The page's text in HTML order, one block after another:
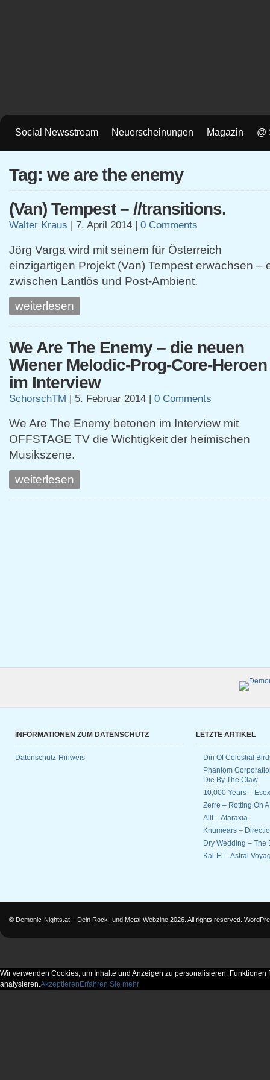
Social Newsstream Neuerscheinungen Magazin @
Tag: we are the enemy
(Van) Tempest – //transitions.
Walter Kraus | 7. April 2014 | 0 Comments
Jörg Varga wird mit seinem für Österreich
einzigartigen Projekt (Van) Tempest erwachsen –
zwischen Lantlôs und Post-Ambient.
weiterlesen
We Are The Enemy – die neuen
Wiener Melodic-Prog-Core-Heroen
im Interview
SchorschTM | 5. Februar 2014 | 0 Comments
We Are The Enemy betonen im Interview mit
OFFSTAGE TV die Wichtigkeit der heimischen
Musikszene.
weiterlesen
INFORMATIONEN ZUM DATENSCHUTZ
Datenschutz-Hinweis
LETZTE ARTIKEL
Din Of Celestial
Phantom
Die By The Claw
10,000 Years –
Zerre – Rotting On
Allt – Ataraxia
Knumears –
Dry Wedding – The
Kal-El – Astral
© Demonic-Nights.at – Dein Rock- und Metal-Webzine 2026. All rights reserved.
Wir verwenden Cookies, um Inhalte und Anzeigen zu personalisieren,
analysieren.Akzeptieren Erfahren Sie mehr